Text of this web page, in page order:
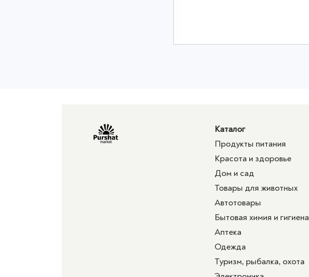
Каталог
Продукты питания
Красота и здоровье
Дом и сад
Товары для животных
Автотовары
Бытовая химия и гигиена
Аптека
Одежда
Туризм, рыбалка, охота